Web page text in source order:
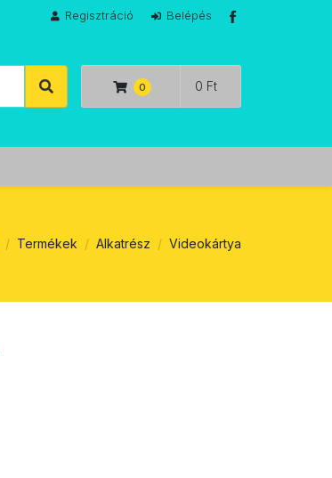
Regisztráció Belépés
0 Ft
Termékek Alkatrész Videokártya